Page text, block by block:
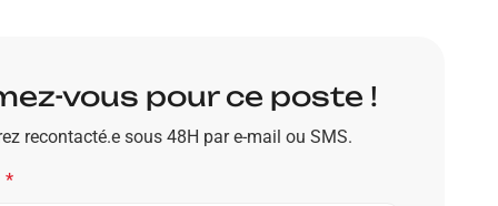
vous pour ce poste !
recontacté.e sous 48H par e-mail ou SMS.